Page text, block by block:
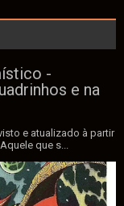
-
e na
e atualizado à partir
que s...